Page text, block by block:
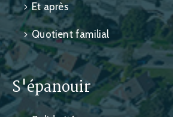
Et après
Quotient familial
S'épanouir